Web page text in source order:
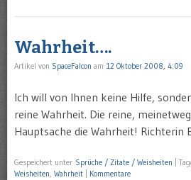
Wahrheit….
Artikel von SpaceFalcon am 12 Oktober 2008, 4:09
Ich will von Ihnen keine Hilfe,
reine Wahrheit. Die reine,
Hauptsache die Wahrheit! Richterin
Gespeichert unter Sprüche / Zitate / Weisheiten
Weisheiten, Wahrheit Kommentare